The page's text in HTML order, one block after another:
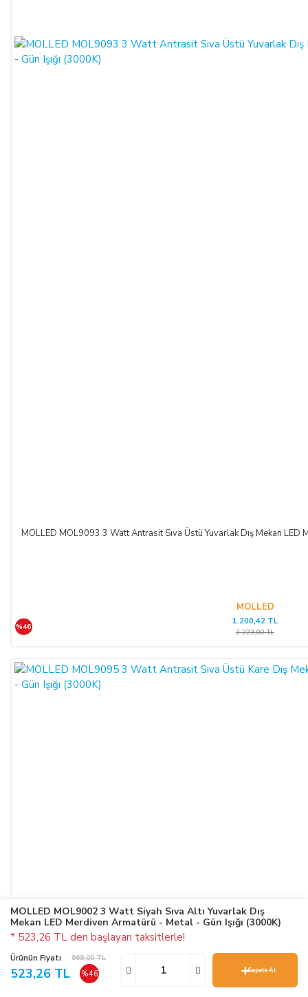
MOLLED MOL9002 3 Watt Siyah Sıva Altı Yuvarlak Dış
Mekan LED Merdiven Armatürü - Metal - Gün Işığı (3000K)
* 523,26 TL den başlayan taksitlerle!
Ürünün Fiyatı 969,00 TL
523,26 TL %46 Sepete At
MOLLED MOL9093 3 Watt Antrasit Sıva Üstü Yuvarlak Dış Mekan
MOLLED
%46
1.200,42 TL
2.223,00 TL